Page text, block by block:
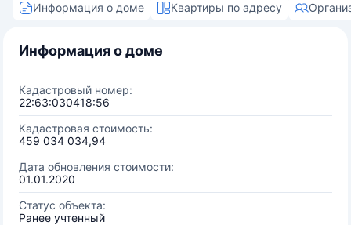
Информация о доме Квартиры по адресу
Информация о доме
Кадастровый номер:
22:63:030418:56
Кадастровая стоимость:
459 034 034,94
Дата обновления стоимости:
01.01.2020
Статус объекта:
Ранее учтенный